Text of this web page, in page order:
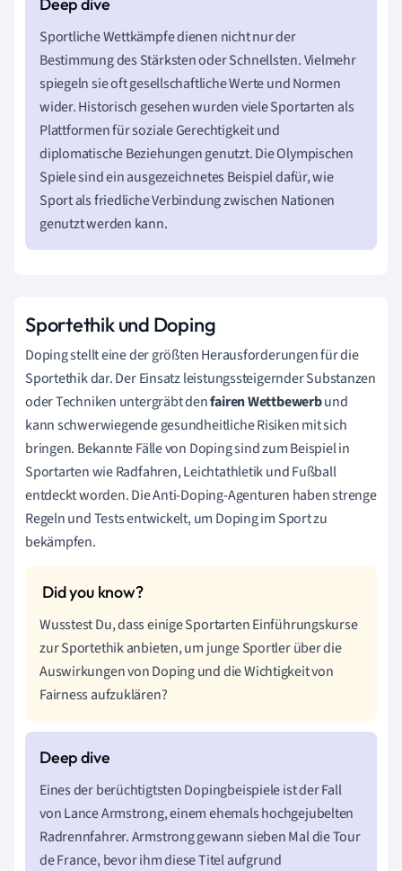
Sportliche Wettkämpfe dienen nicht nur der
Bestimmung des Stärksten oder Schnellsten. Vielmehr
spiegeln sie oft gesellschaftliche Werte und Normen
wider. Historisch gesehen wurden viele Sportarten als
Plattformen für soziale Gerechtigkeit und
diplomatische Beziehungen genutzt. Die Olympischen
Spiele sind ein ausgezeichnetes Beispiel dafür, wie
Sport als friedliche Verbindung zwischen Nationen
genutzt werden kann.
Sportethik und Doping
Doping stellt eine der größten Herausforderungen für die
Sportethik dar. Der Einsatz leistungssteigernder Substanzen
oder Techniken untergräbt denfairen Wettbewerbund
kann schwerwiegende gesundheitliche Risiken mit sich
bringen. Bekannte Fälle von Doping sind zum Beispiel in
Sportarten wie Radfahren, Leichtathletik und Fußball
entdeckt worden. Die Anti-Doping-Agenturen haben strenge
Regeln und Tests entwickelt, um Doping im Sport zu
bekämpfen.
Wusstest Du, dass einige Sportarten Einführungskurse
zur Sportethik anbieten, um junge Sportler über die
Auswirkungen von Doping und die Wichtigkeit von
Fairness aufzuklären?
Eines der berüchtigtsten Dopingbeispiele ist der Fall
von Lance Armstrong, einem ehemals hochgejubelten
Radrennfahrer. Armstrong gewann sieben Mal die Tour
de France, bevor ihm diese Titel aufgrund